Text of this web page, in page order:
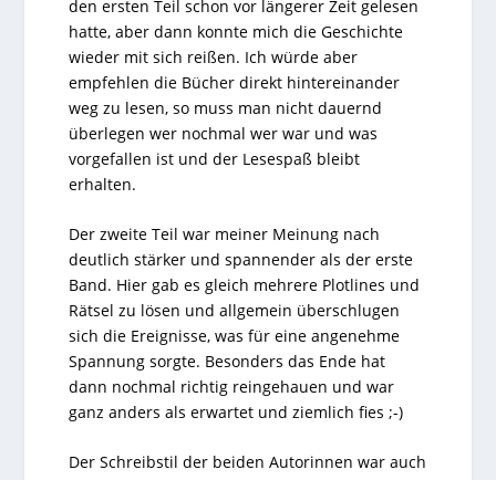
den ersten Teil schon vor längerer Zeit gelesen
hatte, aber dann konnte mich die Geschichte
wieder mit sich reißen. Ich würde aber
empfehlen die Bücher direkt hintereinander
weg zu lesen, so muss man nicht dauernd
überlegen wer nochmal wer war und was
vorgefallen ist und der Lesespaß bleibt
erhalten.
Der zweite Teil war meiner Meinung nach
deutlich stärker und spannender als der erste
Band. Hier gab es gleich mehrere Plotlines und
Rätsel zu lösen und allgemein überschlugen
sich die Ereignisse, was für eine angenehme
Spannung sorgte. Besonders das Ende hat
dann nochmal richtig reingehauen und war
ganz anders als erwartet und ziemlich fies ;-)
Der Schreibstil der beiden Autorinnen war auch